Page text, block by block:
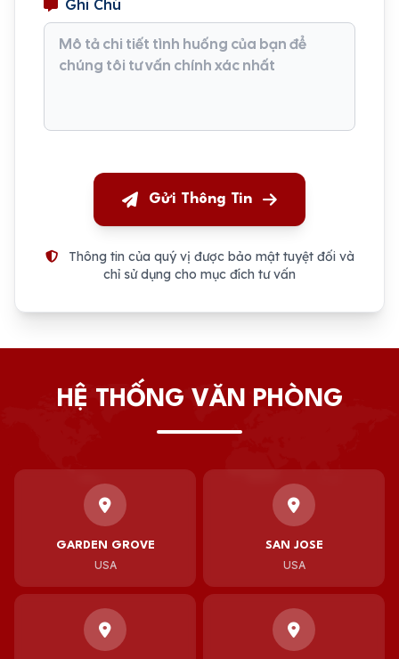
Ghi Chú
Gửi Thông Tin
Thông tin của quý vị được bảo mật tuyệt đối và
chỉ sử dụng cho mục đích tư vấn
HỆ THỐNG VĂN PHÒNG
GARDEN GROVE
USA
SAN JOSE
USA